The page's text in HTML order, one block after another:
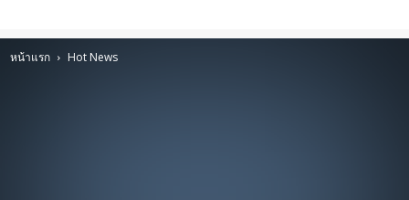
หน้าแรก Hot News